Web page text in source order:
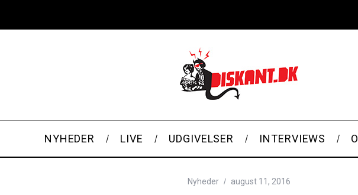
NYHEDER LIVE UDGIVELSER INTERVIEWS
Nyheder august 11, 2016